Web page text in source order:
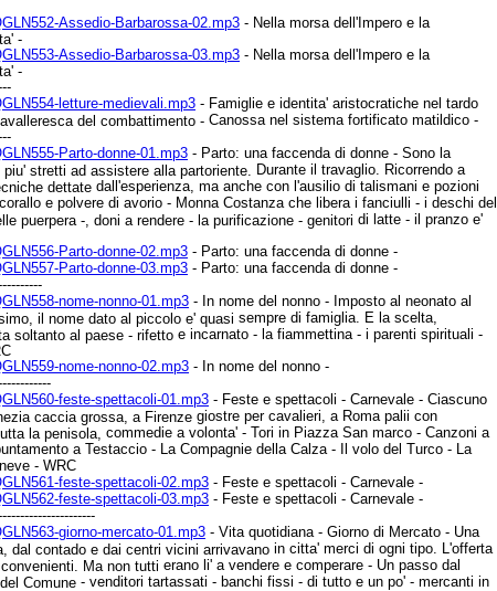
Assedio-Barbarossa-02.mp3 - Nella morsa dell'Impero e la
-
Assedio-Barbarossa-03.mp3 - Nella morsa dell'Impero e la
-
letture-medievali.mp3 - Famiglie e identita' aristocratiche nel tardo
del combattimento - Canossa nel sistema fortificato matildico -
Parto-donne-01.mp3 - Parto: una faccenda di donne - Sono la
piu' stretti ad assistere alla partoriente. Durante il travaglio. Ricorrendo a
dettate dall'esperienza, ma anche con l'ausilio di talismani e pozioni
e polvere di avorio - Monna Costanza che libera i fanciulli - i deschi del
puerpera -, doni a rendere - la purificazione - genitori di latte - il pranzo e'
Parto-donne-02.mp3 - Parto: una faccenda di donne -
Parto-donne-03.mp3 - Parto: una faccenda di donne -
nome-nonno-01.mp3 - In nome del nonno - Imposto al neonato al
il nome dato al piccolo e' quasi sempre di famiglia. E la scelta,
soltanto al paese - rifetto e incarnato - la fiammettina - i parenti spirituali -
nome-nonno-02.mp3 - In nome del nonno -
feste-spettacoli-01.mp3 - Feste e spettacoli - Carnevale - Ciascuno
caccia grossa, a Firenze giostre per cavalieri, a Roma palii con
la penisola, commedie a volonta' - Tori in Piazza San marco - Canzoni a
a Testaccio - La Compagnie della Calza - Il volo del Turco - La
- WRC
feste-spettacoli-02.mp3 - Feste e spettacoli - Carnevale -
feste-spettacoli-03.mp3 - Feste e spettacoli - Carnevale -
giorno-mercato-01.mp3 - Vita quotidiana - Giorno di Mercato - Una
dal contado e dai centri vicini arrivavano in citta' merci di ogni tipo. L'offerta
Ma non tutti erano li' a vendere e comperare - Un passo dal
Comune - venditori tartassati - banchi fissi - di tutto e un po' - mercanti in